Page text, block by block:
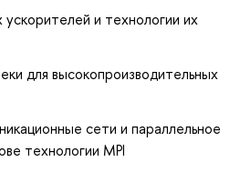
и технологии их
для высокопроизводительных
сети и параллельное
технологии MPI